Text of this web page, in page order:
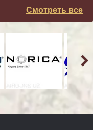
Смотреть все